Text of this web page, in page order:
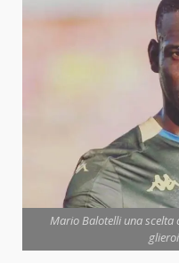
Mario Balotelli una scelta